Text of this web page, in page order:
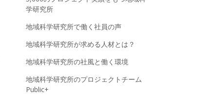
学研究所
地域科学研究所で働く社員の声
地域科学研究所が求める人材とは？
地域科学研究所の社風と働く環境
地域科学研究所のプロジェクトチーム
Public+